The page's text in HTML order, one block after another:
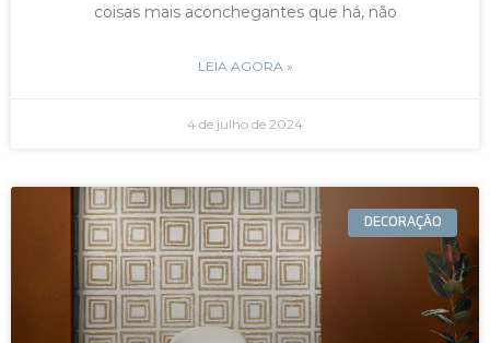
coisas mais aconchegantes que há, não
LEIA AGORA »
4 de julho de 2024
DECORAÇÃO